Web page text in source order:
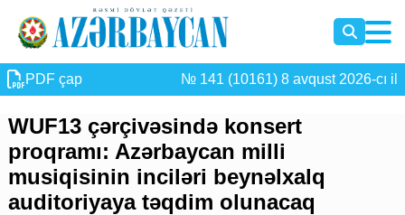
PDF çap № 141 (10161) 8 avqust 2026-cı il
WUF13 çərçivəsində konsert
proqramı: Azərbaycan milli
musiqisinin inciləri beynəlxalq
auditoriyaya təqdim olunacaq